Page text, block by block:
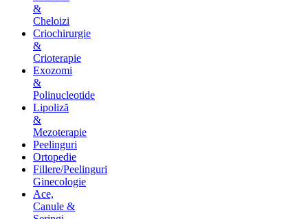
&
Cheloizi
Criochirurgie
&
Crioterapie
Exozomi
&
Polinucleotide
Lipoliză
&
Mezoterapie
Peelinguri
Ortopedie
Fillere/Peelinguri
Ginecologie
Ace,
Canule &